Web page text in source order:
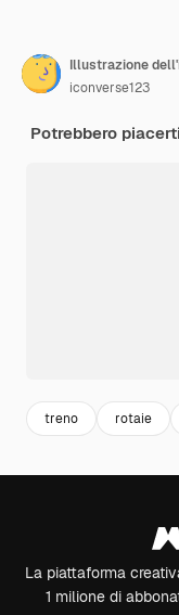
iconverse123
Potrebbero
treno rotaie
La piattaforma
1 milione di